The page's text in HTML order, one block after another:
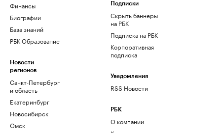
Финансы
Биографии
База знаний
РБК Образование
Новости
регионов
Санкт-Петербург
и область
Екатеринбург
Новосибирск
Омск
Подписки
Скрыть баннеры
на РБК
Подписка на РБК
Корпоративная
подписка
Уведомления
RSS Новости
РБК
О компании